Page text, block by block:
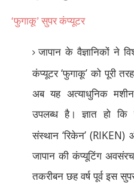
‘फुगाकू’ सुपर कंप्यूटर
जापान के वैज्ञानिकों ने
कंप्यूटर‘फुगाकू’को पूरी
अब यह अत्याधुनिक
उपलब्ध है। ज्ञात हो कि
संस्थान ‘रिकेन’ (RIKEN)
जापान की कंप्यूटिंग
तकरीबन छह वर्ष पूर्व इस